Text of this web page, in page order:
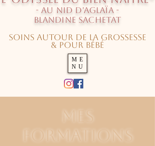
ME
NU
Soins autour de la grossesse
& pour Bébé
- au Nid d'Aglaïa -
Blandine SACHETAT
Mes
Formations